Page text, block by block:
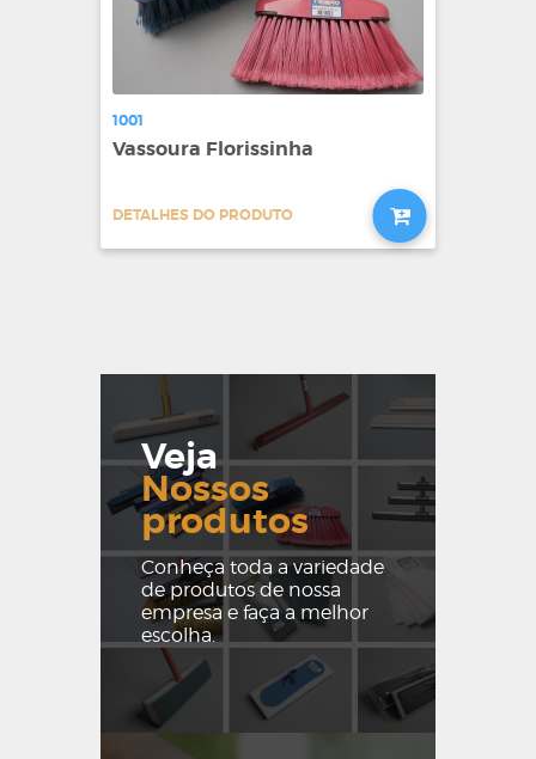
1001
Vassoura Florissinha
DETALHES DO PRODUTO
Veja
Nossos
produtos
Conheça toda a variedade
de produtos de nossa
empresa e faça a melhor
escolha.